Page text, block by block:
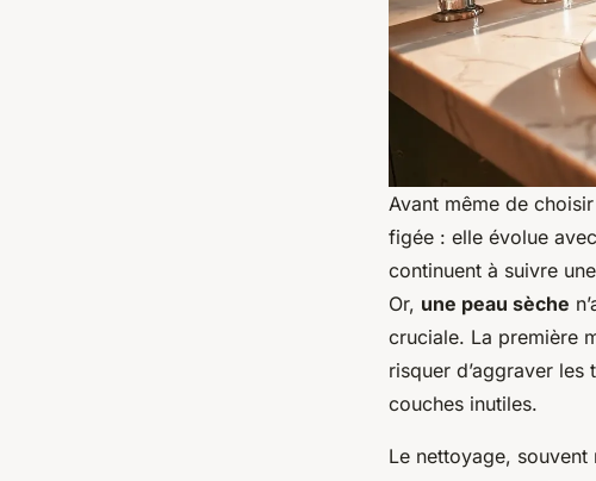
Avant même de
figée : elle évolue
continuent à suivre
Or, une peau sèche
cruciale. La première
risquer d’aggraver les
couches inutiles.
Le nettoyage, souvent